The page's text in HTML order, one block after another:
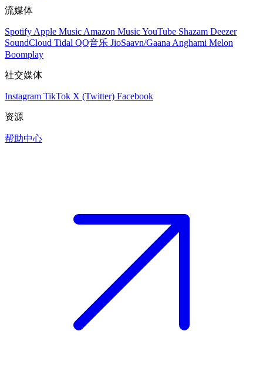
流媒体
Spotify Apple Music Amazon MusicYouTube Shazam Deezer
SoundCloud Tidal QQ音乐 JioSaavn/Gaana Anghami Melon
Boomplay
社交媒体
Instagram TikTok X (Twitter) Facebook
资源
帮助中心